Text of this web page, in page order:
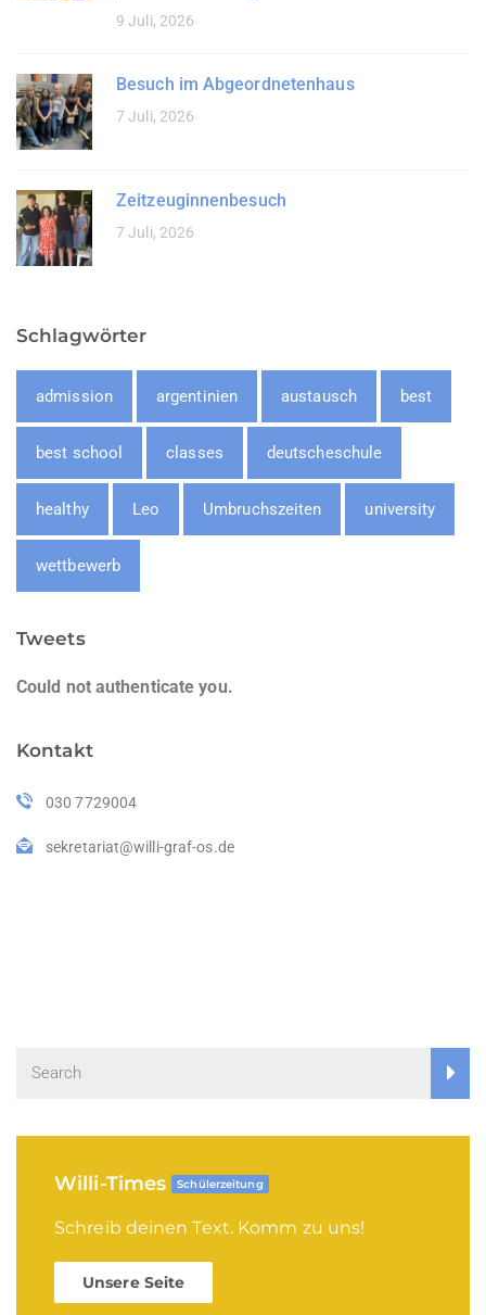
9 Juli, 2026
Besuch im Abgeordnetenhaus
7 Juli, 2026
Zeitzeuginnenbesuch
7 Juli, 2026
Schlagwörter
admission argentinien austausch best
best school classes deutscheschule
healthy Leo Umbruchszeiten university
wettbewerb
Tweets
Could not authenticate you.
Kontakt
030 7729004
sekretariat@willi-graf-os.de
Willi-Times Schülerzeitung
Schreib deinen Text. Komm zu uns!
Unsere Seite